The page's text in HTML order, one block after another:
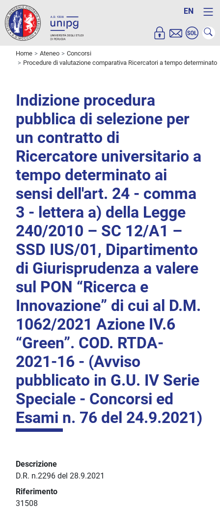
EN
Home Ateneo
Concorsi
Procedure di valutazione comparativa Ricercatori a tempo determinato
Indizione procedura
pubblica di selezione per
un contratto di
Ricercatore universitario a
tempo determinato ai
sensi dell'art. 24 - comma
3 - lettera a) della Legge
240/2010 – SC 12/A1 –
SSD IUS/01, Dipartimento
di Giurisprudenza a valere
sul PON “Ricerca e
Innovazione” di cui al D.M.
1062/2021 Azione IV.6
“Green”. COD. RTDA-
2021-16 - (Avviso
pubblicato in G.U. IV Serie
Speciale - Concorsi ed
Esami n. 76 del 24.9.2021)
Descrizione
D.R. n.2296 del 28.9.2021
Riferimento
31508